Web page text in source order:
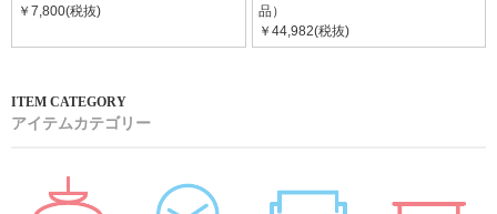
￥7,800(税抜)
品）
￥44,982(税抜)
アイテムカテゴリー